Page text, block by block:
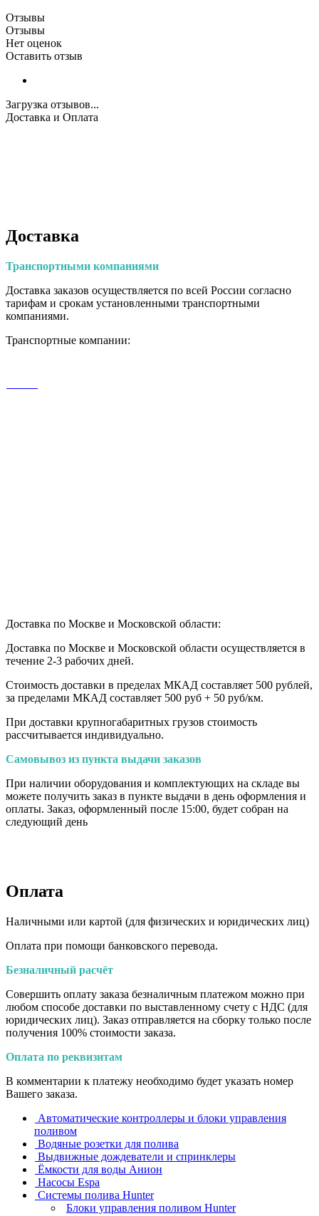
Отзывы
Отзывы
Нет оценок
Оставить отзыв
Загрузка отзывов...
Доставка и Оплата
Доставка
Транспортными компаниями
Доставка заказов осуществляется по всей России согласно
тарифам и срокам установленными транспортными
компаниями.
Транспортные компании:
Доставка по Москве и Московской области:
Доставка по Москве и Московской области осуществляется в
течение 2-3 рабочих дней.
Стоимость доставки в пределах МКАД составляет 500 рублей,
за пределами МКАД составляет 500 руб + 50 руб/км.
При доставки крупногабаритных грузов стоимость
рассчитывается индивидуально.
Самовывоз из пункта выдачи заказов
При наличии оборудования и комплектующих на складе вы
можете получить заказ в пункте выдачи в день оформления и
оплаты. Заказ, оформленный после 15:00, будет собран на
следующий день
Оплата
Наличными или картой (для физических и юридических лиц)
Оплата при помощи банковского перевода.
Безналичный расчёт
Совершить оплату заказа безналичным платежом можно при
любом способе доставки по выставленному счету с НДС (для
юридических лиц). Заказ отправляется на сборку только после
получения 100% стоимости заказа.
Оплата по реквизитам
В комментарии к платежу необходимо будет указать номер
Вашего заказа.
Автоматические контроллеры и блоки управления
поливом
Водяные розетки для полива
Выдвижные дождеватели и спринклеры
Ёмкости для воды Анион
Насосы Espa
Системы полива Hunter
Блоки управления поливом Hunter